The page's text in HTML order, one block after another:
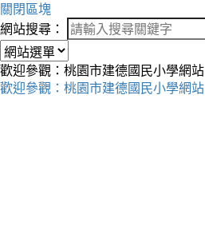
關閉區塊
網站搜尋：
歡迎參觀：桃園市建德國民小學網站
歡迎參觀：桃園市建德國民小學網站